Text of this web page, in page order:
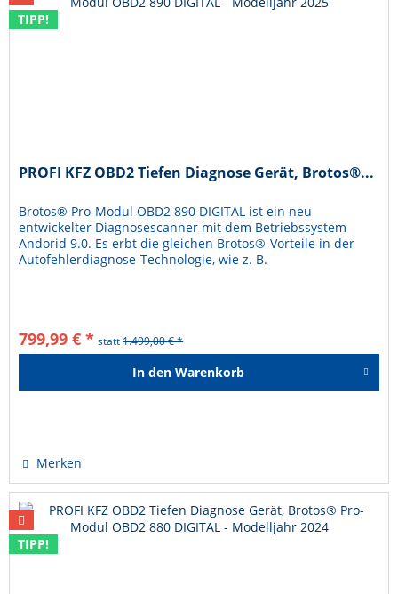
TIPP!
PROFI KFZ OBD2 Tiefen Diagnose Gerät, Brotos®...
Brotos® Pro-Modul OBD2 890 DIGITAL ist ein neu
entwickelter Diagnosescanner mit dem Betriebssystem
Andorid 9.0. Es erbt die gleichen Brotos®-Vorteile in der
Autofehlerdiagnose-Technologie, wie z. B.
799,99 € * statt1.499,00 € *
In den Warenkorb
Merken
TIPP!